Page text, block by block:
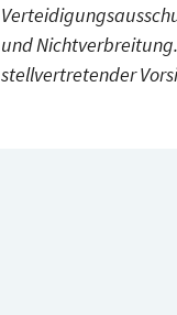
und
stellvertretender